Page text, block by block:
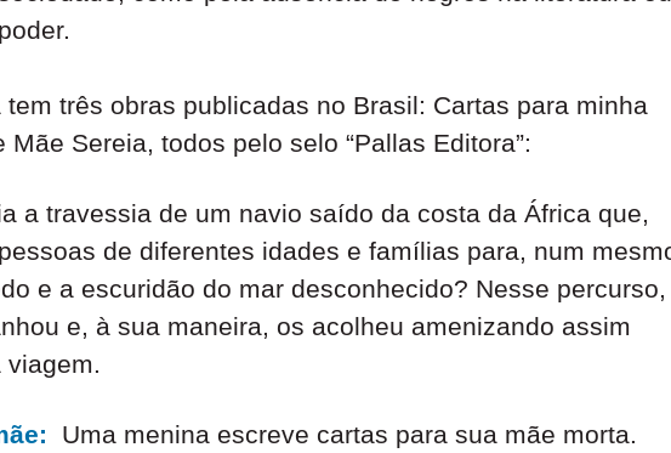
três obras publicadas no Brasil: Cartas para minha
Sereia, todos pelo selo “Pallas Editora”:
a travessia de um navio saído da costa da África que,
de diferentes idades e famílias para, num
e a escuridão do mar desconhecido? Nesse percurso,
e, à sua maneira, os acolheu amenizando assim
viagem.
SUma menina escreve cartas para sua mãe morta.